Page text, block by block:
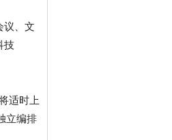
议、文
技
适时上
立编排